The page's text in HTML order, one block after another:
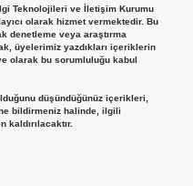
Teknolojileri ve İletişim Kurumu
olarak hizmet vermektedir. Bu
denetleme veya araştırma
üyelerimiz yazdıkları içeriklerin
olarak bu sorumluluğu kabul
düşündüğünüz içerikleri,
bildirmeniz halinde, ilgili